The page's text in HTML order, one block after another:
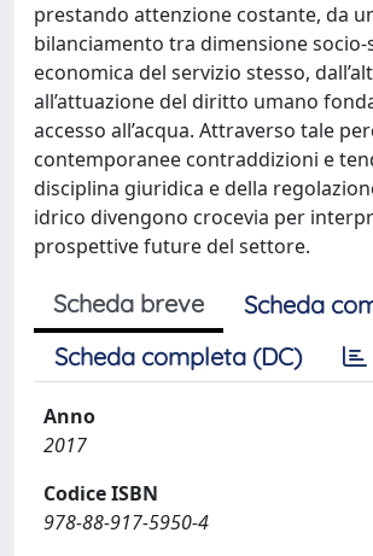
prestando attenzione costante, da
bilanciamento tra dimensione socio-
economica del servizio stesso,
all’attuazione del diritto umano
accesso all’acqua. Attraverso tale
contemporanee contraddizioni e
disciplina giuridica e della
idrico divengono crocevia per
prospettive future del settore.
Scheda breve
Scheda
Scheda completa (DC)
Anno
2017
Codice ISBN
978-88-917-5950-4